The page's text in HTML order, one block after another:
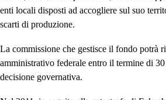
enti locali disposti ad accogliere sul suo
scarti di produzione.
La commissione che gestisce il fondo potrà
amministrativo federale entro il termine di
decisione governativa.